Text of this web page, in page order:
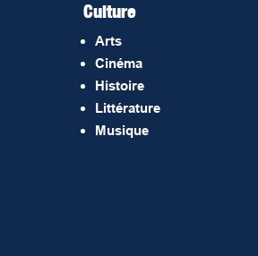
Culture
Arts
Cinéma
Histoire
Littérature
Musique